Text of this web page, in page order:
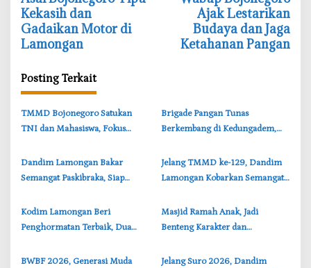
i
g
a
s
i
p
o
Kekasih dan
Gadaikan Motor di
Lamongan
Ajak Lestarikan
Budaya dan Jaga
Ketahanan Pangan
Posting Terkait
‎TMMD Bojonegoro Satukan
TNI dan Mahasiswa, Fokus
Generasi Muda
‎Brigade Pangan Tunas
Berkembang di Kedungadem,
Pertanian Bojonegoro
‎Dandim Lamongan Bakar
Semangat Paskibraka, Siap
2026
‎Jelang TMMD ke-129, Dandim
Lamongan Kobarkan Semangat
Rakyat
‎Kodim Lamongan Beri
Penghormatan Terbaik, Dua
dengan Tradisi Pedang Pora
‎Masjid Ramah Anak, Jadi
Benteng Karakter dan
Bojonegoro
‎BWBF 2026, Generasi Muda
Jelang Suro 2026, Dandim